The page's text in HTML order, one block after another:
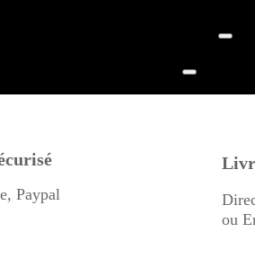
Paypal
ou